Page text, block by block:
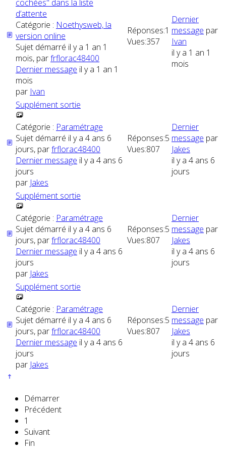
cochées" dans la liste
d’attente
Catégorie : Noethysweb, la
version online
Sujet démarré il y a 1 an 1
mois, parfrflorac48400
Dernier message il y a 1 an 1
mois
par Ivan
Réponses:1
Vues:357
Dernier
message par
Ivan
il y a 1 an 1
mois
Supplément sortie
Catégorie : Paramétrage
Sujet démarré il y a 4 ans 6
jours, parfrflorac48400
Dernier message il y a 4 ans 6
jours
par Jakes
Réponses:5
Vues:807
Dernier
message par
Jakes
il y a 4 ans 6
jours
Supplément sortie
Catégorie : Paramétrage
Sujet démarré il y a 4 ans 6
jours, parfrflorac48400
Dernier message il y a 4 ans 6
jours
par Jakes
Réponses:5
Vues:807
Dernier
message par
Jakes
il y a 4 ans 6
jours
Supplément sortie
Catégorie : Paramétrage
Sujet démarré il y a 4 ans 6
jours, parfrflorac48400
Dernier message il y a 4 ans 6
jours
par Jakes
Réponses:5
Vues:807
Dernier
message par
Jakes
il y a 4 ans 6
jours
Démarrer
Précédent
1
Suivant
Fin